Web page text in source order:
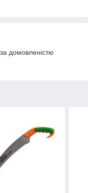
домовленістю